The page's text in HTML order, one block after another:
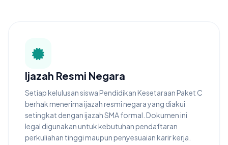
Ijazah Resmi Negara
Setiap kelulusan siswa Pendidikan Kesetaraan Paket C
berhak menerima ijazah resmi negara yang diakui
setingkat dengan ijazah SMA formal. Dokumen ini
legal digunakan untuk kebutuhan pendaftaran
perkuliahan tinggi maupun penyesuaian karir kerja.